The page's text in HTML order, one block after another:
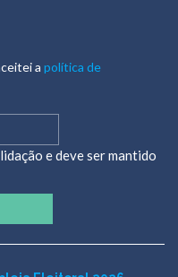
a política de
e deve ser mantido